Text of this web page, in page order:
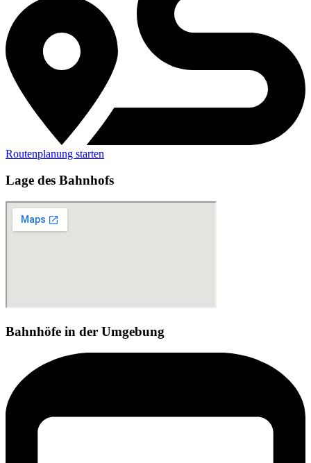
Routenplanung starten
Lage des Bahnhofs
Bahnhöfe in der Umgebung